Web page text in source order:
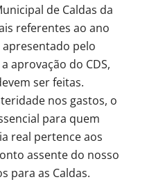
de Caldas da
referentes ao ano
pelo
aprovação do CDS,
ser feitas.
nos gastos, o
para quem
real pertence aos
assente do nosso
para as Caldas.